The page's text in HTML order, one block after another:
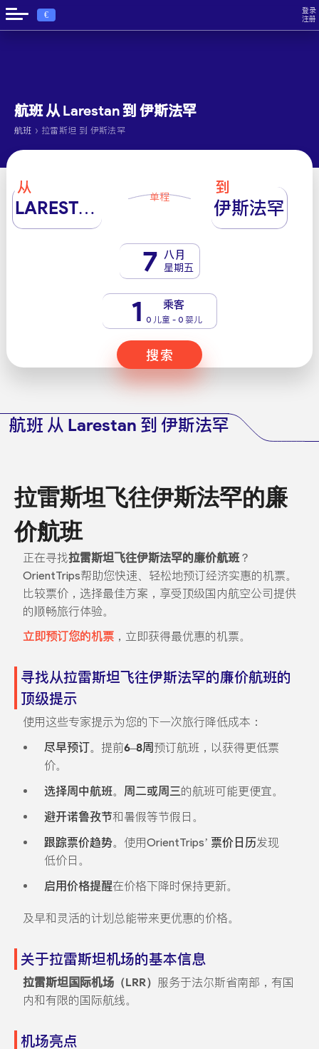
€
登录
注册
航班 从 Larestan 到 伊斯法罕
航班 › 拉雷斯坦 到 伊斯法罕
从
LARESTAN 单程
到
伊斯法罕
7 八月
星期五
1 乘客
0 儿童 - 0 婴儿
搜索
航班 从 Larestan 到 伊斯法罕
拉雷斯坦飞往伊斯法罕的廉
价航班
正在寻找拉雷斯坦飞往伊斯法罕的廉价航班？
OrientTrips帮助您快速、轻松地预订经济实惠的机票。
比较票价，选择最佳方案，享受顶级国内航空公司提供
的顺畅旅行体验。
立即预订您的机票，立即获得最优惠的机票。
寻找从拉雷斯坦飞往伊斯法罕的廉价航班的
顶级提示
使用这些专家提示为您的下一次旅行降低成本：
尽早预订。 提前6–8周预订航班，以获得更低票
价。
选择周中航班。 周二或周三的航班可能更便宜。
避开诺鲁孜节和暑假等节假日。
跟踪票价趋势。 使用OrientTrips’ 票价日历发现
低价日。
启用价格提醒在价格下降时保持更新。
及早和灵活的计划总能带来更优惠的价格。
关于拉雷斯坦机场的基本信息
拉雷斯坦国际机场（LRR） 服务于法尔斯省南部，有国
内和有限的国际航线。
机场亮点